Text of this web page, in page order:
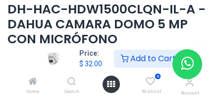
Price:
$ 32.00 Add to Cart
Home Search
0
Wishlist Account
DH-HAC-HDW1500CLQN-IL-A -
DAHUA CAMARA DOMO 5 MP
CON MICRÓFONO